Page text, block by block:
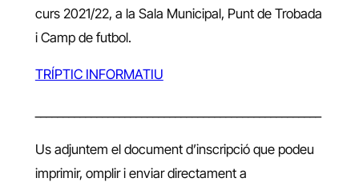
curs 2021/22, a la Sala Municipal, Punt de Trobada
i Camp de futbol.
TRÍPTIC INFORMATIU
Us adjuntem el document d’inscripció que podeu
imprimir, omplir i enviar directament a